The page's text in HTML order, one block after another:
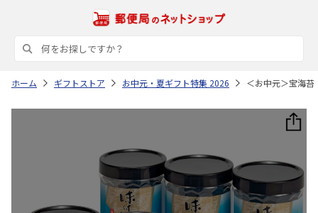
ホーム ギフトストア お中元・夏ギフト特集 2026 ＜お中元＞宝海